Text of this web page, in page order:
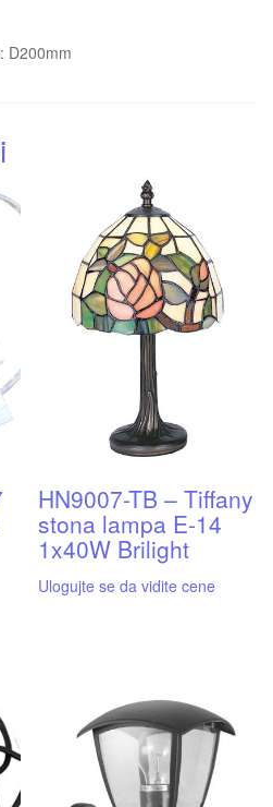
D200mm
HN9007-TB – Tiffany
stona lampa E-14
1x40W Brilight
Ulogujte se da vidite cene